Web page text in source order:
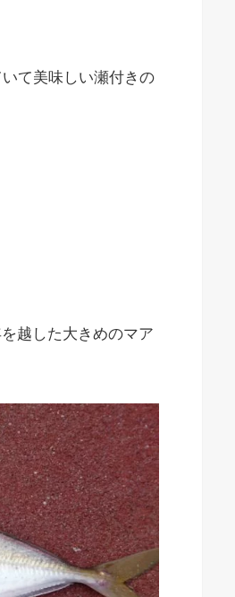
て美味しい瀬付きの
越した大きめのマア